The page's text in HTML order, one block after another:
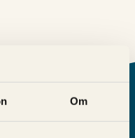
Om
Ads enligt